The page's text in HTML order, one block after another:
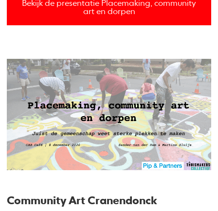
Bekijk de presentatie Placemaking, community
art en dorpen
Community Art Cranendonck